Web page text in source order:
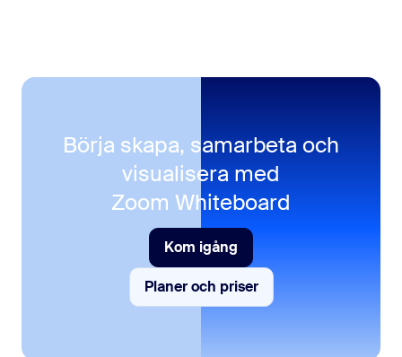
Börja skapa, samarbeta och
visualisera med
Zoom Whiteboard
Kom igång
Kom igång
Planer och priser
Planer och priser